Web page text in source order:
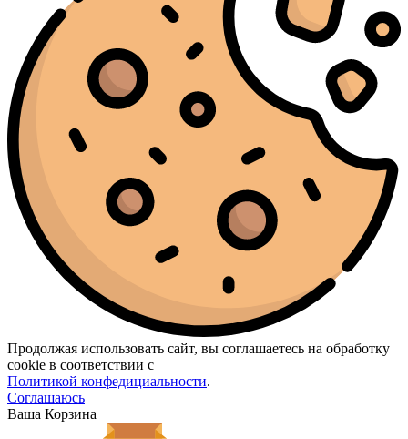
Продолжая использовать сайт, вы соглашаетесь на обработку
cookie в соответствии с
Политикой конфедициальности.
Соглашаюсь
Ваша Корзина